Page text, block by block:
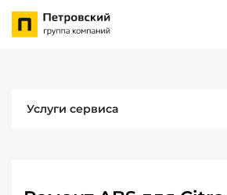
Услуги сервиса